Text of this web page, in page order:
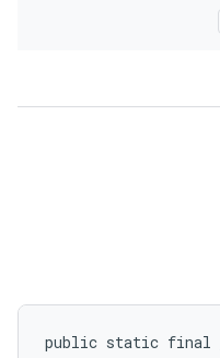
public static final